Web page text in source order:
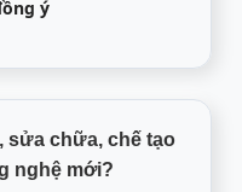
ý
sửa chữa, chế tạo
nghệ mới?